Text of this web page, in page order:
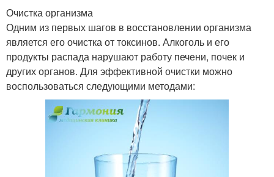
Очистка организма
Одним из первых шагов в восстановлении организма
является его очистка от токсинов. Алкоголь и его
продукты распада нарушают работу печени, почек и
других органов. Для эффективной очистки можно
воспользоваться следующими методами: